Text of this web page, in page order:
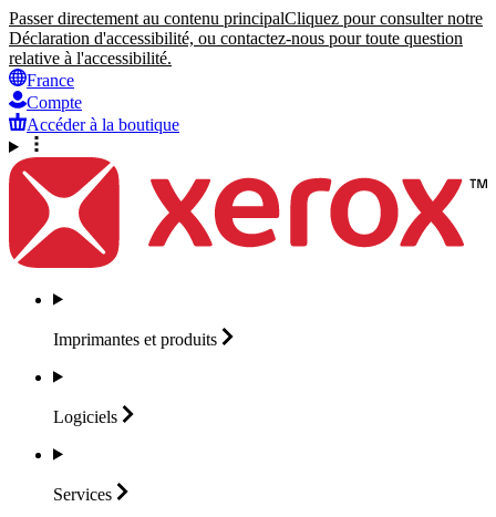
Passer directement au contenu principalCliquez pour consulter notre
Déclaration d'accessibilité, ou contactez-nous pour toute question
relative à l'accessibilité.
France
Compte
Accéder à la boutique
Imprimantes et produits
Logiciels
Services